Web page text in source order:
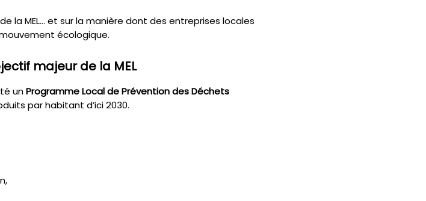
la MEL… et sur la manière dont des entreprises locales
écologique.
majeur de la MEL
unProgramme Local de Prévention des Déchets
par habitant d’ici 2030.